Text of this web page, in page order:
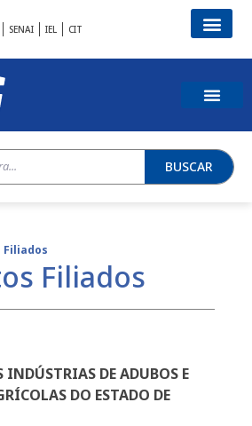
SENAI IEL CIT
BUSCAR
Filiados
Filiados
DE ADUBOS E
DO ESTADO DE